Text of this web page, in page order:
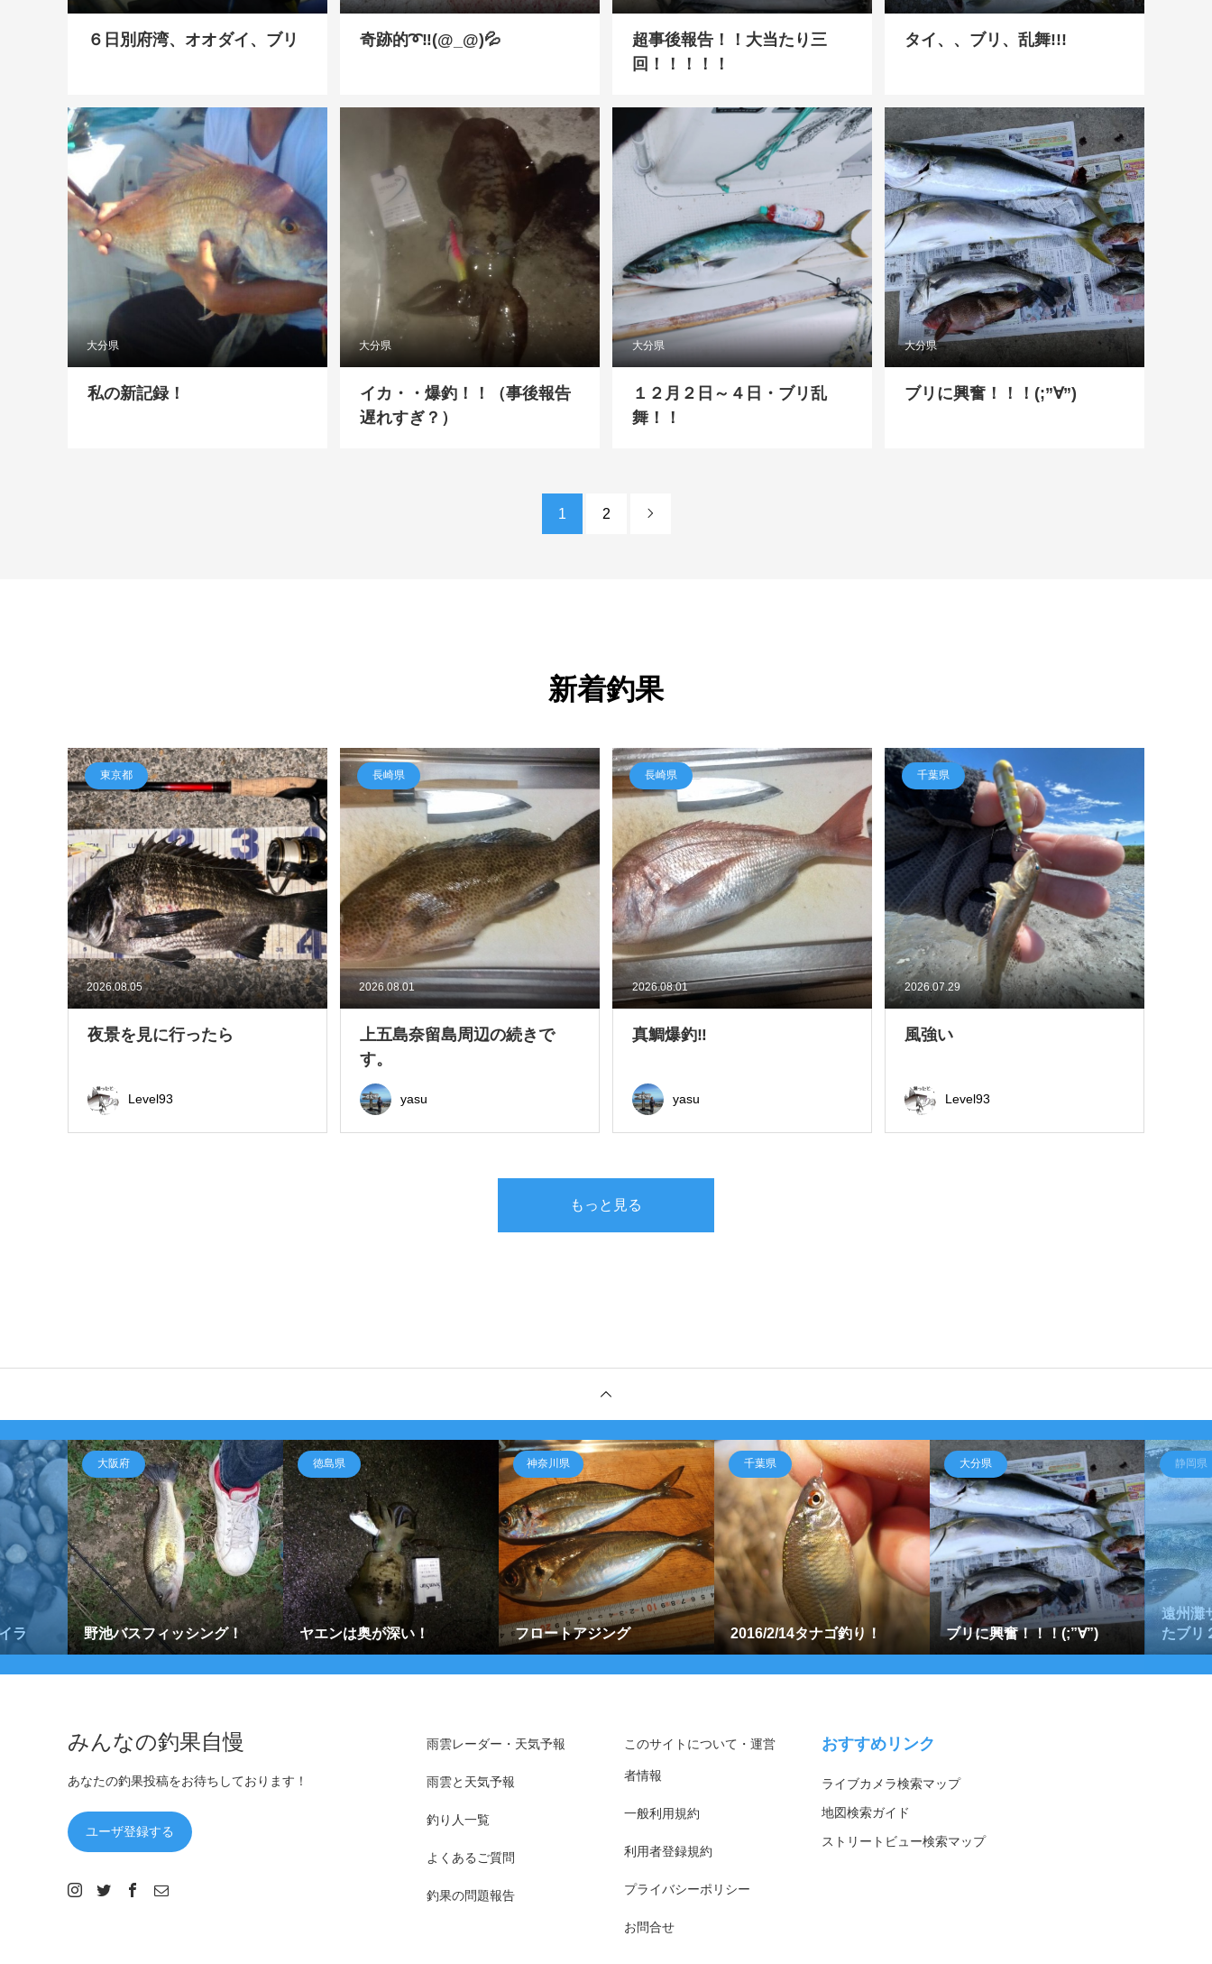
６日別府湾、オオダイ、ブリ 奇跡的➰‼️(@_@)💦
超事後報告！！大当たり三
回！！！！！
タイ、、ブリ、乱舞!!!
大分県
私の新記録！
大分県
イカ・・爆釣！！（事後報告
遅れすぎ？）
大分県
１２月２日～４日・ブリ乱
舞！！
大分県
ブリに興奮！！！(;”∀”)
1 2 
新着釣果
2026.08.05
東京都
夜景を見に行ったら
Level93
2026.08.01
長崎県
上五島奈留島周辺の続きで
す。
yasu
2026.08.01
長崎県
真鯛爆釣‼
yasu
2026.07.29
千葉県
風強い
Level93
もっと見る
ラ
大阪府
野池バスフィッシング！
徳島県
ヤエンは奥が深い！
神奈川県
フロートアジング
千葉県
2016/2/14タナゴ釣り！
大分県
ブリに興奮！！！(;”∀”)
静岡県
遠州灘
たブリ
みんなの釣果自慢
あなたの釣果投稿をお待ちしております！
ユーザ登録する
雨雲レーダー・天気予報
雨雲と天気予報
釣り人一覧
よくあるご質問
釣果の問題報告
このサイトについて・運営
者情報
一般利用規約
利用者登録規約
プライバシーポリシー
お問合せ
おすすめリンク
ライブカメラ検索マップ
地図検索ガイド
ストリートビュー検索マップ